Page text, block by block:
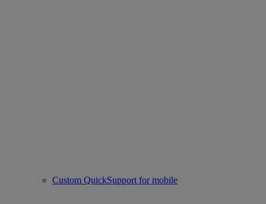
Custom QuickSupport for mobile